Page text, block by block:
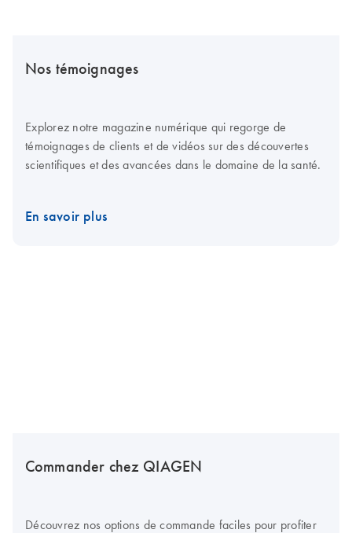
Nos témoignages
Explorez notre magazine numérique qui regorge de
témoignages de clients et de vidéos sur des découvertes
scientifiques et des avancées dans le domaine de la santé.
En savoir plus
Commander chez QIAGEN
Découvrez nos options de commande faciles pour profiter